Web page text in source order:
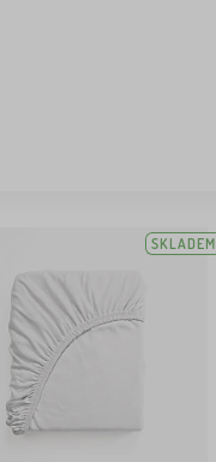
SKLADEM